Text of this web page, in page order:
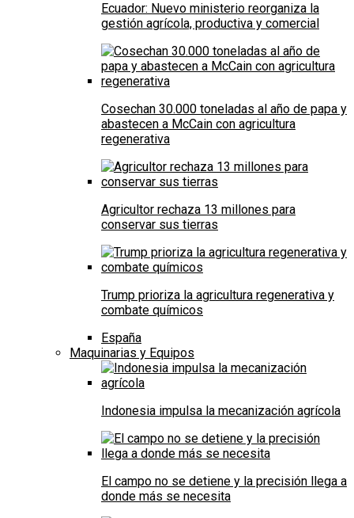
Ecuador: Nuevo ministerio reorganiza la
gestión agrícola, productiva y comercial
Cosechan 30.000 toneladas al año de papa y
abastecen a McCain con agricultura
regenerativa
Agricultor rechaza 13 millones para
conservar sus tierras
Trump prioriza la agricultura regenerativa y
combate químicos
España
Maquinarias y Equipos
Indonesia impulsa la mecanización agrícola
El campo no se detiene y la precisión llega a
donde más se necesita